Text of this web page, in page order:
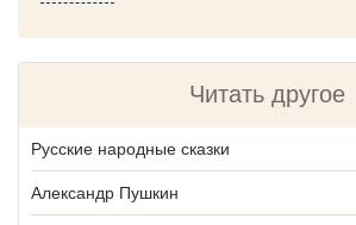
Читать другое
Русские народные сказки
Александр Пушкин